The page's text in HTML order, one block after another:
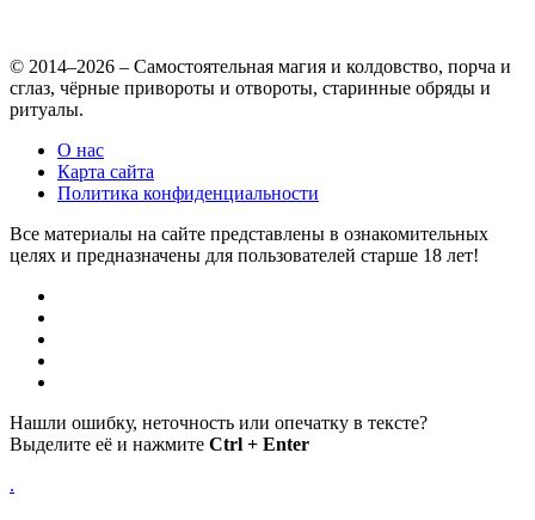
© 2014–2026 – Самостоятельная магия и колдовство, порча и
сглаз, чёрные привороты и отвороты, старинные обряды и
ритуалы.
О нас
Карта сайта
Политика конфиденциальности
Все материалы на сайте представлены в ознакомительных
целях и предназначены для пользователей старше 18 лет!
Нашли ошибку, неточность или опечатку в тексте?
Выделите её и нажмите Ctrl + Enter
.